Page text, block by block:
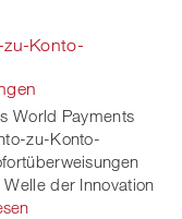
Xing
zu-Konto-
World Payments
zu-Konto-
der Innovation